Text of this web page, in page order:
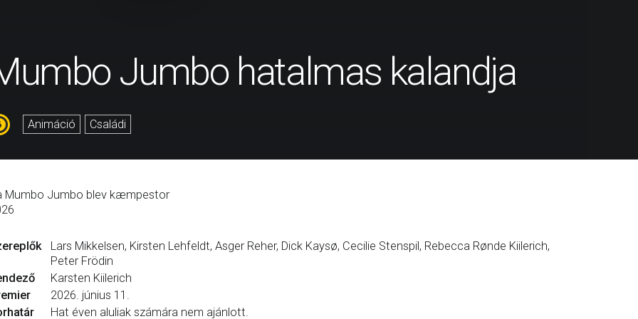
Jumbo hatalmas kalandja
Animáció Családi
=>
Mumbo Jumbo blev kæmpestor
Lars Mikkelsen, Kirsten Lehfeldt, Asger Reher, Dick Kaysø, Cecilie Stenspil, Rebecca Rønde Kiilerich,
Peter Frödin
Karsten Kiilerich
2026. június 11.
Hat éven aluliak számára nem ajánlott.